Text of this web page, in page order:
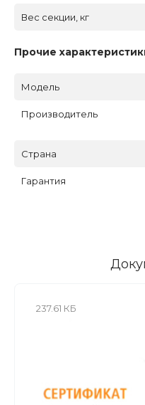
Вес секции, кг
Прочие
Модель
Производитель
Страна
Гарантия
237.61 КБ